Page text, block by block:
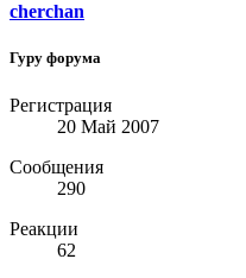
cherchan
Гуру форума
Регистрация
20 Май 2007
Сообщения
290
Реакции
62